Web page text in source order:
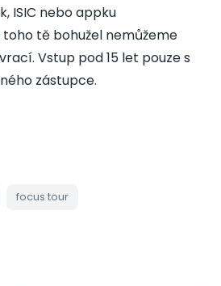
ISIC nebo appku
tě bohužel nemůžeme
Vstup pod 15 let pouze s
zástupce.
focus tour